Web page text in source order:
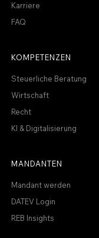
Karriere
FAQ
KOMPETENZEN
Steuerliche Beratung
Wirtschaft
Recht
KI & Digitalisierung
MANDANTEN
Mandant werden
DATEV Login
REB Insights